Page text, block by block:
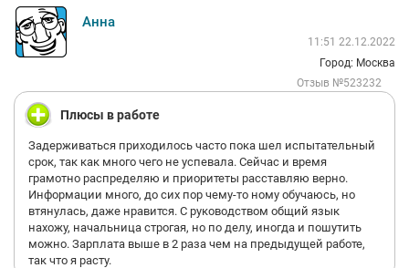
Анна
11:51 22.12.2022
Город: Москва
Отзыв №523232
Плюсы в работе
Задерживаться приходилось часто пока шел испытательный
срок, так как много чего не успевала. Сейчас и время
грамотно распределяю и приоритеты расставляю верно.
Информации много, до сих пор чему-то ному обучаюсь, но
втянулась, даже нравится. С руководством общий язык
нахожу, начальница строгая, но по делу, иногда и пошутить
можно. Зарплата выше в 2 раза чем на предыдущей работе,
так что я расту.